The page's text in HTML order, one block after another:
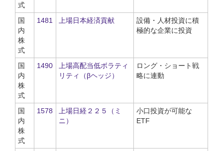
式
国
内
株
式
1481 上場日本経済貢献
設備・人材投資に積
極的な企業に投資
国
内
株
式
1490
上場高配当低ボラティ
リティ（βヘッジ）
ロング・ショート戦
略に連動
国
内
株
式
1578
上場日経２２５（ミ
ニ）
小口投資が可能な
ETF